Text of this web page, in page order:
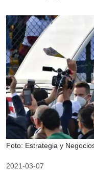
Foto: Estrategia y
2021-03-07